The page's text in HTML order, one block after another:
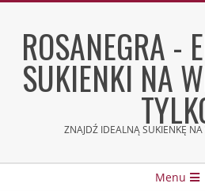
contentROSANEGRA -
SUKIENKI NA
ZNAJDŹ IDEALNĄ SUKIENKĘ NA
Menu